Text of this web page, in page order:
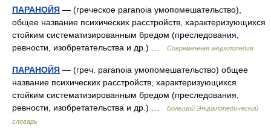
ПАРАНОЙЯ — (греческое paranoia умопомешательство),
общее название психических расстройств, характеризующихся
стойким систематизированным бредом (преследования,
ревности, изобретательства и др.) …
Современная энциклопедия
ПАРАНОЙЯ — (греч. paranoia умопомешательство) общее
название психических расстройств, характеризующихся
стойким систематизированным бредом (преследования,
ревности, изобретательства и др.) …
Большой Энциклопедический
словарь